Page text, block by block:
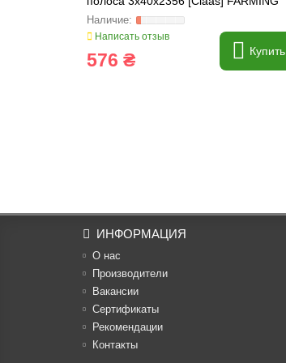
Line, 663638.0
Написать отзыв
576 ₴ Купить
ИНФОРМАЦИЯ
О нас
Производители
Вакансии
Cертификаты
Рекомендации
Контакты